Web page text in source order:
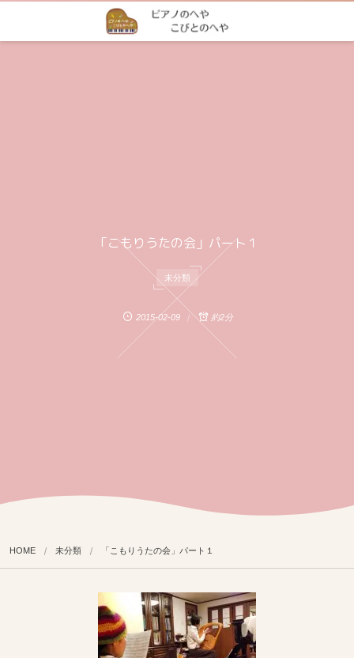
「こもりうたの会」パート１
未分類
2015-02-09 約2分
HOME 未分類 「こもりうたの会」パート１